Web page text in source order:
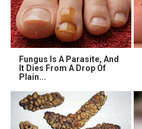
Fungus Is A Parasite, And
It Dies From A Drop Of
Plain...